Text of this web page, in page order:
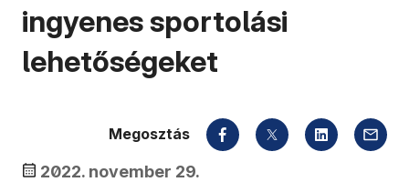
ingyenes sportolási
lehetőségeket
2022. november 29.
Megosztás